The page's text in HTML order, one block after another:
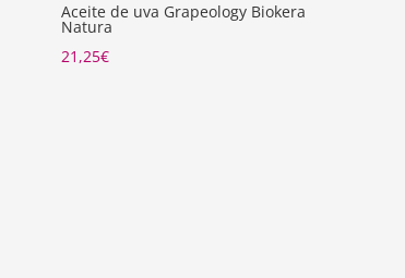
Aceite de uva Grapeology Biokera
Natura
21,25€